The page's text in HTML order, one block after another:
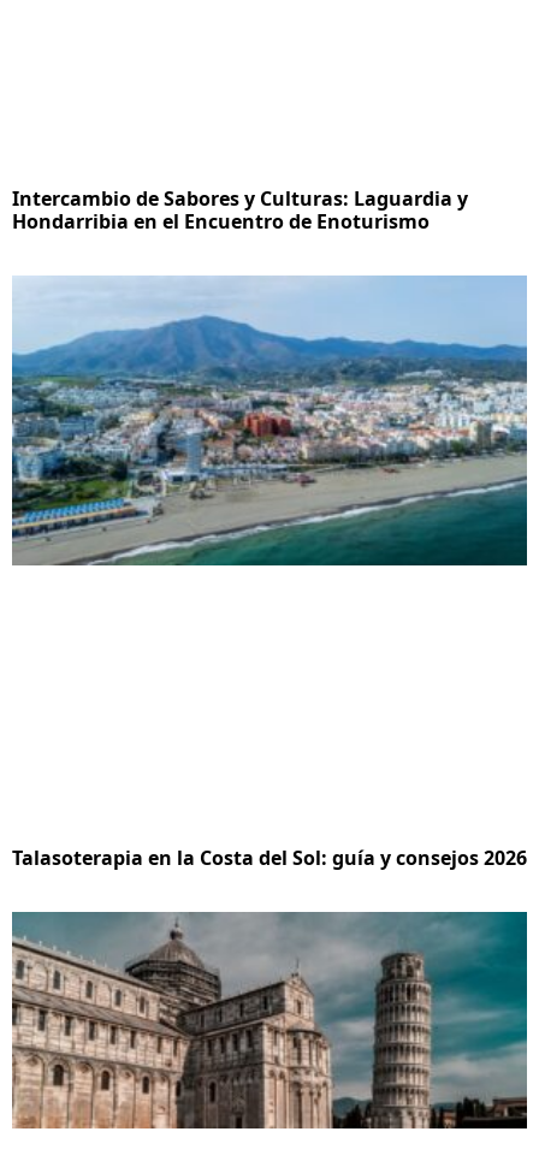
Intercambio de Sabores y Culturas: Laguardia y
Hondarribia en el Encuentro de Enoturismo
Talasoterapia en la Costa del Sol: guía y consejos 2026